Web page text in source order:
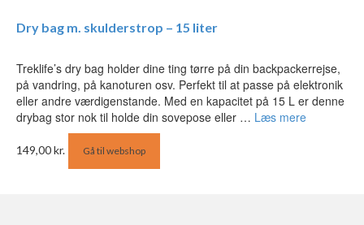
Dry bag m. skulderstrop – 15 liter
Treklife’s dry bag holder dine ting tørre på din backpackerrejse,
på vandring, på kanoturen osv. Perfekt til at passe på elektronik
eller andre værdigenstande. Med en kapacitet på 15 L er denne
drybag stor nok til holde din sovepose eller … Læs mere
149,00kr. Gå til webshop